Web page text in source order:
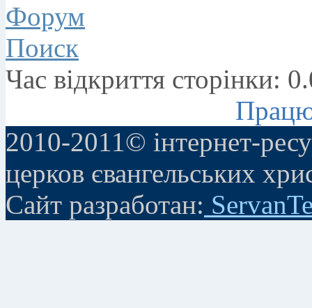
Форум
Поиск
Час відкриття сторінки:
2010-2011© інтернет-
церков євангельських
Сайт разработан: